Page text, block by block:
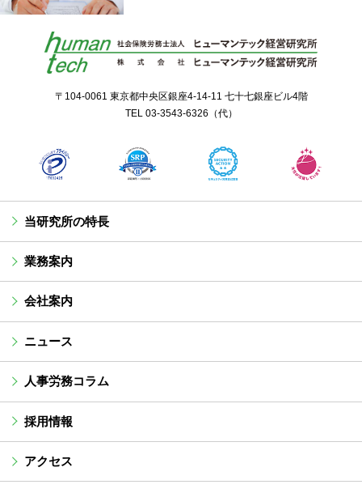
〒104-0061 東京都中央区銀座4-14-11 七十七銀座ビル4階
TEL 03-3543-6326 （代）
当研究所の特長
業務案内
会社案内
ニュース
人事労務コラム
採用情報
アクセス